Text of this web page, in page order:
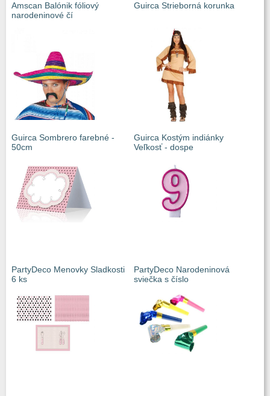
Amscan Balónik fóliový
narodeninové čí
Guirca Strieborná korunka
Guirca Sombrero farebné -
50cm
Guirca Kostým indiánky
Veľkosť - dospe
PartyDeco Menovky Sladkosti
6 ks
PartyDeco Narodeninová
sviečka s číslo